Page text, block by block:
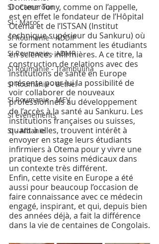
SI : Cameroun
SI : Maroc
SI Roumanie - ADDIP
SI Roumanie - ADMR
SI Roumanie - Trambulina
SI Roumanie - Bethel
SI Roumanie - MEV
SI évènements
SI - Albanie
Docteur Tony, comme on l’appelle,
est en effet le fondateur de l’Hôpital
Otema et de l’ISTSAN (Institut
technique supérieur du Sankuru) où
se forment notamment les étudiants
en sciences infirmières. A ce titre, la
construction de relations avec des
institutions de santé en Europe
présente pour lui la possibilité de
voir collaborer de nouveaux
professionnels au développement
de l’accès à la santé au Sankuru. Les
institutions françaises ou suisses,
quant à elles, trouvent intérêt à
envoyer en stage leurs étudiants
infirmiers à Otema pour y vivre une
pratique des soins médicaux dans
un contexte très différent.
Enfin, cette visite en Europe a été
aussi pour beaucoup l’occasion de
faire connaissance avec ce médecin
engagé, inspirant, et qui, depuis bien
des années déjà, a fait la différence
dans la vie de centaines de Congolais.